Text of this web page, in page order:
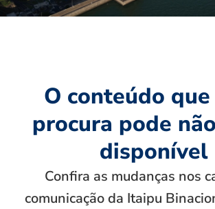
O conteúdo que
procura pode
disponível
Confira as mudanças nos
comunicação da Itaipu